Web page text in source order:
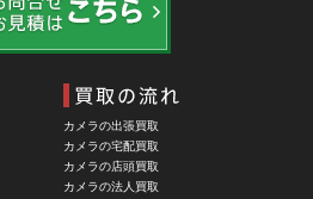
）
イスイエナ）
カメラの出張買取
カメラの宅配買取
カメラの店頭買取
カメラの法人買取